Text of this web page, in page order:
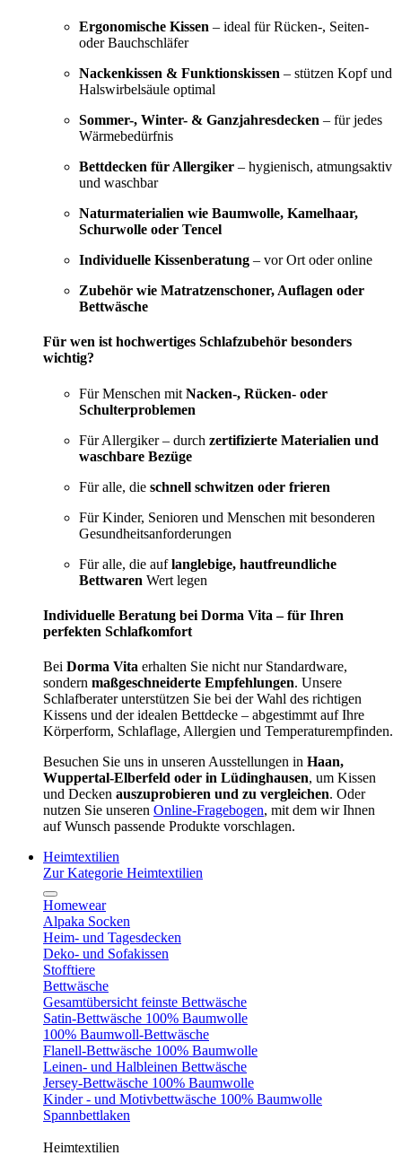
Ergonomische Kissen – ideal für Rücken-, Seiten-
oder Bauchschläfer
Nackenkissen & Funktionskissen – stützen Kopf und
Halswirbelsäule optimal
Sommer-, Winter- & Ganzjahresdecken – für jedes
Wärmebedürfnis
Bettdecken für Allergiker – hygienisch, atmungsaktiv
und waschbar
Naturmaterialien wie Baumwolle, Kamelhaar,
Schurwolle oder Tencel
Individuelle Kissenberatung – vor Ort oder online
Zubehör wie Matratzenschoner, Auflagen oder
Bettwäsche
Für wen ist hochwertiges Schlafzubehör besonders
wichtig?
Für Menschen mit Nacken-, Rücken- oder
Schulterproblemen
Für Allergiker – durch zertifizierte Materialien und
waschbare Bezüge
Für alle, die schnell schwitzen oder frieren
Für Kinder, Senioren und Menschen mit besonderen
Gesundheitsanforderungen
Für alle, die auflanglebige, hautfreundliche
Bettwaren Wert legen
Individuelle Beratung bei Dorma Vita – für Ihren
perfekten Schlafkomfort
Bei Dorma Vita erhalten Sie nicht nur Standardware,
sondern maßgeschneiderte Empfehlungen. Unsere
Schlafberater unterstützen Sie bei der Wahl des richtigen
Kissens und der idealen Bettdecke – abgestimmt auf Ihre
Körperform, Schlaflage, Allergien und Temperaturempfinden.
Besuchen Sie uns in unseren Ausstellungen in Haan,
Wuppertal-Elberfeld oder in Lüdinghausen, um Kissen
und Decken auszuprobieren und zu vergleichen. Oder
nutzen Sie unseren Online-Fragebogen, mit dem wir Ihnen
auf Wunsch passende Produkte vorschlagen.
Heimtextilien
Zur Kategorie Heimtextilien
Homewear
Alpaka Socken
Heim- und Tagesdecken
Deko- und Sofakissen
Stofftiere
Bettwäsche
Gesamtübersicht feinste Bettwäsche
Satin-Bettwäsche 100% Baumwolle
100% Baumwoll-Bettwäsche
Flanell-Bettwäsche 100% Baumwolle
Leinen- und Halbleinen Bettwäsche
Jersey-Bettwäsche 100% Baumwolle
Kinder - und Motivbettwäsche 100% Baumwolle
Spannbettlaken
Heimtextilien